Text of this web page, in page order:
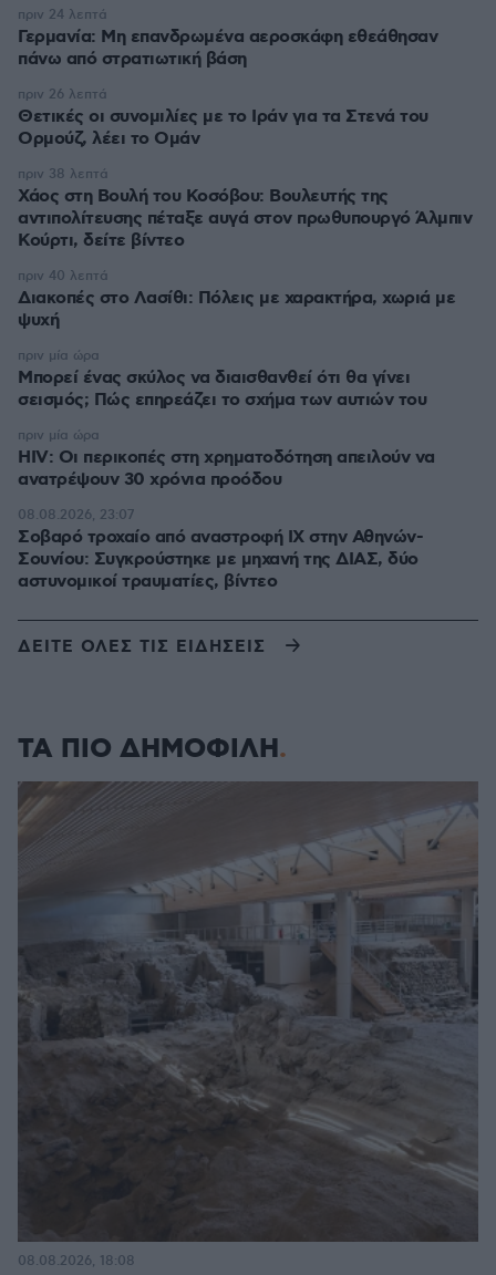
Γερμανία: Μη επανδρωμένα αεροσκάφη εθεάθησαν
πάνω από στρατιωτική βάση
πριν 24 λεπτά
Θετικές οι συνομιλίες με το Ιράν για τα Στενά του
Ορμούζ, λέει το Ομάν
πριν 26 λεπτά
Χάος στη Βουλή του Κοσόβου: Βουλευτής της
αντιπολίτευσης πέταξε αυγά στον πρωθυπουργό Άλμπιν
Κούρτι, δείτε βίντεο
πριν 38 λεπτά
Διακοπές στο Λασίθι: Πόλεις με χαρακτήρα, χωριά με
ψυχή
πριν 40 λεπτά
Μπορεί ένας σκύλος να διαισθανθεί ότι θα γίνει
σεισμός; Πώς επηρεάζει το σχήμα των αυτιών του
πριν μία ώρα
HIV: Οι περικοπές στη χρηματοδότηση απειλούν να
ανατρέψουν 30 χρόνια προόδου
πριν μία ώρα
Σοβαρό τροχαίο από αναστροφή ΙΧ στην Αθηνών-
Σουνίου: Συγκρούστηκε με μηχανή της ΔΙΑΣ, δύο
αστυνομικοί τραυματίες, βίντεο
08.08.2026, 23:07
ΔΕΙΤΕ ΟΛΕΣ ΤΙΣ ΕΙΔΗΣΕΙΣ
ΤΑ ΠΙΟ ΔΗΜΟΦΙΛΗ
08.08.2026, 18:08